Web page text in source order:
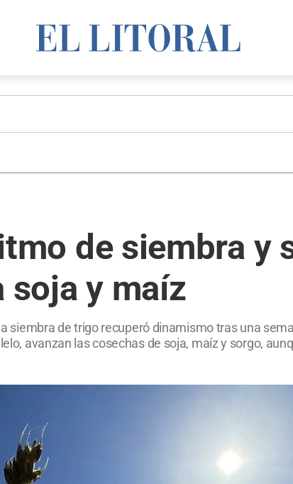
de siembra y
soja y maíz
siembra de trigo recuperó dinamismo tras una
avanzan las cosechas de soja, maíz y sorgo,